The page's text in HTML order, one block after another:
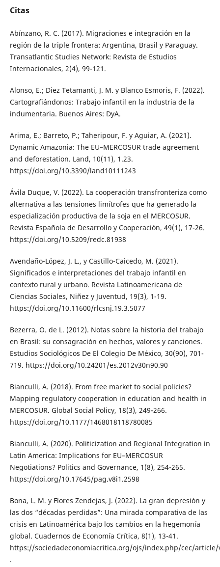
Citas
Abínzano, R. C. (2017). Migraciones e integración en la
región de la triple frontera: Argentina, Brasil y Paraguay.
Transatlantic Studies Network: Revista de Estudios
Internacionales, 2(4), 99-121.
Alonso, E.; Diez Tetamanti, J. M. y Blanco Esmoris, F. (2022).
Cartografiándonos: Trabajo infantil en la industria de la
indumentaria. Buenos Aires: DyA.
Arima, E.; Barreto, P.; Taheripour, F. y Aguiar, A. (2021).
Dynamic Amazonia: The EU–MERCOSUR trade agreement
and deforestation. Land, 10(11), 1.23.
https://doi.org/10.3390/land10111243
Ávila Duque, V. (2022). La cooperación transfronteriza como
alternativa a las tensiones limítrofes que ha generado la
especialización productiva de la soja en el MERCOSUR.
Revista Española de Desarrollo y Cooperación, 49(1), 17-26.
https://doi.org/10.5209/redc.81938
Avendaño-López, J. L., y Castillo-Caicedo, M. (2021).
Significados e interpretaciones del trabajo infantil en
contexto rural y urbano. Revista Latinoamericana de
Ciencias Sociales, Niñez y Juventud, 19(3), 1-19.
https://doi.org/10.11600/rlcsnj.19.3.5077
Bezerra, O. de L. (2012). Notas sobre la historia del trabajo
en Brasil: su consagración en hechos, valores y canciones.
Estudios Sociológicos De El Colegio De México, 30(90), 701-
719. https://doi.org/10.24201/es.2012v30n90.90
Bianculli, A. (2018). From free market to social policies?
Mapping regulatory cooperation in education and health in
MERCOSUR. Global Social Policy, 18(3), 249-266.
https://doi.org/10.1177/1468018118780085
Bianculli, A. (2020). Politicization and Regional Integration in
Latin America: Implications for EU–MERCOSUR
Negotiations? Politics and Governance, 1(8), 254-265.
https://doi.org/10.17645/pag.v8i1.2598
Bona, L. M. y Flores Zendejas, J. (2022). La gran depresión y
las dos “décadas perdidas”: Una mirada comparativa de las
crisis en Latinoamérica bajo los cambios en la hegemonía
global. Cuadernos de Economía Crítica, 8(1), 13-41.
https://sociedadeconomiacritica.org/ojs/index.php/cec/article/
.